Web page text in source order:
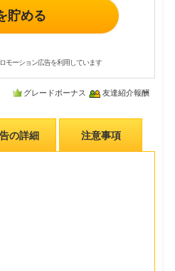
貯める
モーション広告を利用しています
グレードボーナス 友達紹介報酬
の詳細 注意事項